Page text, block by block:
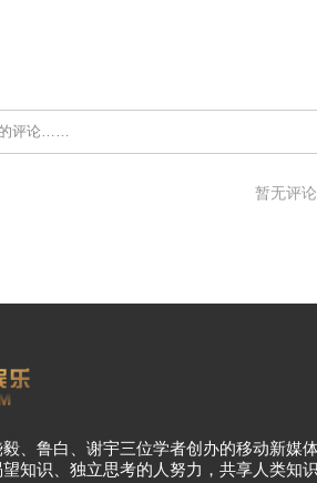
暂无评
、鲁白、谢宇三位学者创办的移动新媒
知识、独立思考的人努力，共享人类知